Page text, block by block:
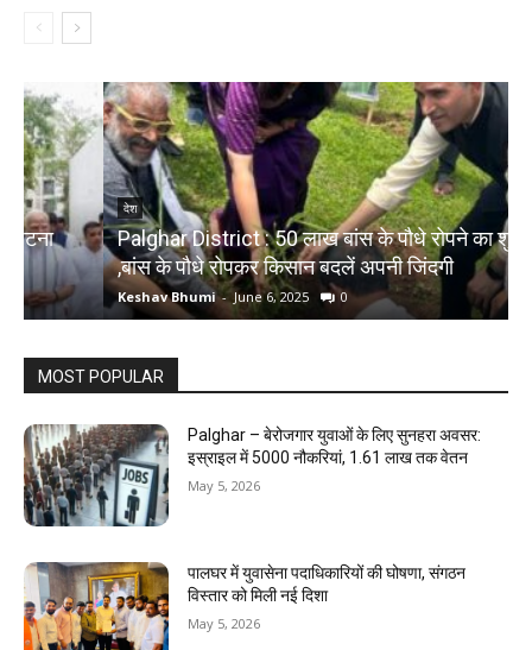
देश
Palghar District : 50 लाख बांस के पौधे रोपने का शुभारंभ
,बांस के पौधे रोपकर किसान बदलें अपनी जिंदगी
Keshav Bhumi - June 6, 2025 0
MOST POPULAR
Palghar – बेरोजगार युवाओं के लिए सुनहरा अवसर:
इस्राइल में 5000 नौकरियां, ₹1.61 लाख तक वेतन
May 5, 2026
पालघर में युवासेना पदाधिकारियों की घोषणा, संगठन
विस्तार को मिली नई दिशा
May 5, 2026